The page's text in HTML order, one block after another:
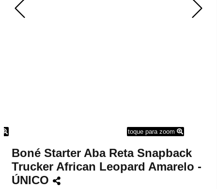
toque para zoom
Boné Starter Aba Reta Snapback
Trucker African Leopard Amarelo -
ÚNICO